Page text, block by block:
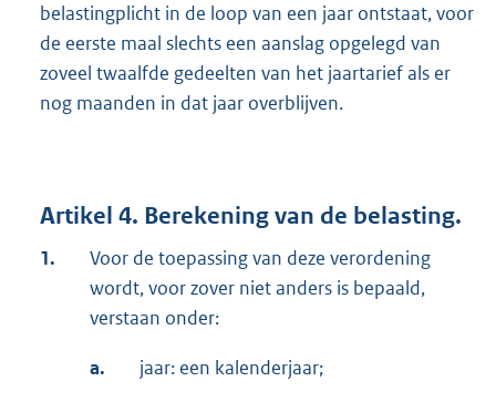
belastingplicht in de loop van een jaar ontstaat, voor
de eerste maal slechts een aanslag opgelegd van
zoveel twaalfde gedeelten van het jaartarief als er
nog maanden in dat jaar overblijven.
Artikel 4. Berekening van de belasting.
1.
Voor de toepassing van deze verordening
wordt, voor zover niet anders is bepaald,
verstaan onder:
a. jaar: een kalenderjaar;